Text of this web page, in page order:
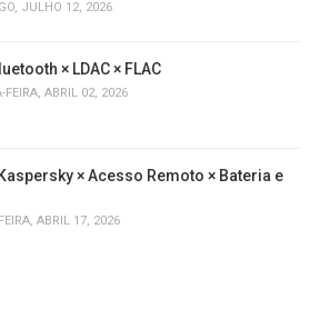
JULHO 12, 2026
× LDAC × FLAC
FEIRA, ABRIL 02, 2026
× Acesso Remoto × Bateria e
ABRIL 17, 2026